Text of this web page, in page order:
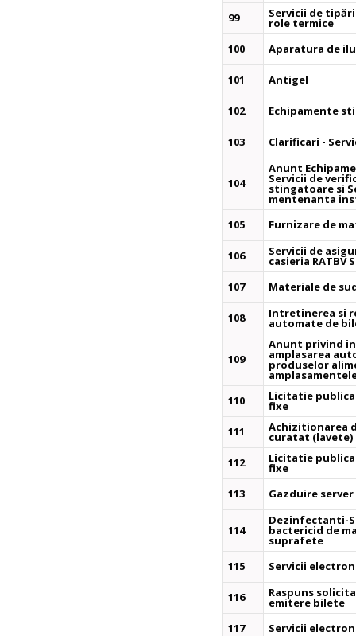
99
Servicii de
role termice
100
Aparatura de
101 Antigel
102 Echipamente
103 Clarificari -
104
Anunt
Servicii de
stingatoare si
mentenanta
105
Furnizare de
106 Servicii de
casieria RATBV
107
Materiale de
108 Intretinerea si
automate de
109
Anunt privind
amplasarea
produselor
110
Licitatie
fixe
111
Achizitionarea
curatat (lavete)
112
Licitatie
fixe
113
Gazduire
114
Dezinfectanti-
bactericid de
suprafete
115
Servicii
116 Raspuns
emitere bilete
117
Servicii